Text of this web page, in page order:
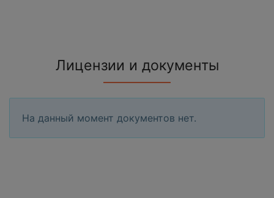
Лицензии и документы
На данный момент документов нет.